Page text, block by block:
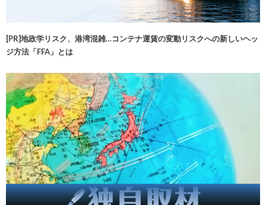
[PR]地政学リスク、港湾混雑…コンテナ運賃の変動リスクへの新しいヘッ
ジ方法「FFA」とは